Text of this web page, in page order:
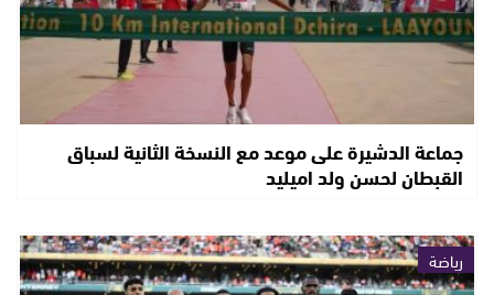
جماعة الدشيرة على موعد مع النسخة الثانية لسباق
القبطان لحسن ولد اميليد
رياضة